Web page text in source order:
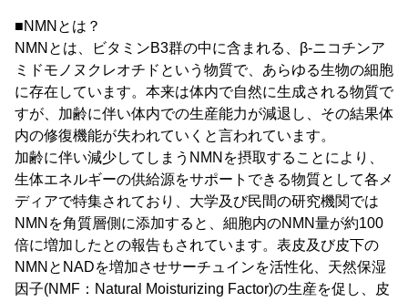
■NMNとは？
NMNとは、ビタミンB3群の中に含まれる、β-ニコチンア
ミドモノヌクレオチドという物質で、あらゆる生物の細胞
に存在しています。本来は体内で自然に生成される物質で
すが、加齢に伴い体内での生産能力が減退し、その結果体
内の修復機能が失われていくと言われています。
加齢に伴い減少してしまうNMNを摂取することにより、
生体エネルギーの供給源をサポートできる物質として各メ
ディアで特集されており、大学及び民間の研究機関では
NMNを角質層側に添加すると、細胞内のNMN量が約100
倍に増加したとの報告もされています。表皮及び皮下の
NMNとNADを増加させサーチュインを活性化、天然保湿
因子(NMF：Natural Moisturizing Factor)の生産を促し、皮